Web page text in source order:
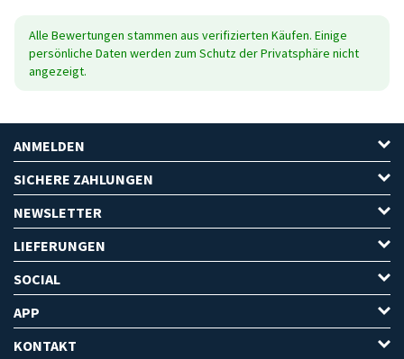
Alle Bewertungen stammen aus verifizierten Käufen. Einige
persönliche Daten werden zum Schutz der Privatsphäre nicht
angezeigt.
ANMELDEN
SICHERE ZAHLUNGEN
NEWSLETTER
LIEFERUNGEN
SOCIAL
APP
KONTAKT